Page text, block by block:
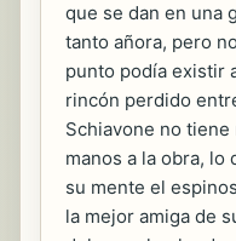
que se dan en una
tanto añora, pero
punto podía existir
rincón perdido
Schiavone no
manos a la obra, lo
su mente el
la mejor amiga de